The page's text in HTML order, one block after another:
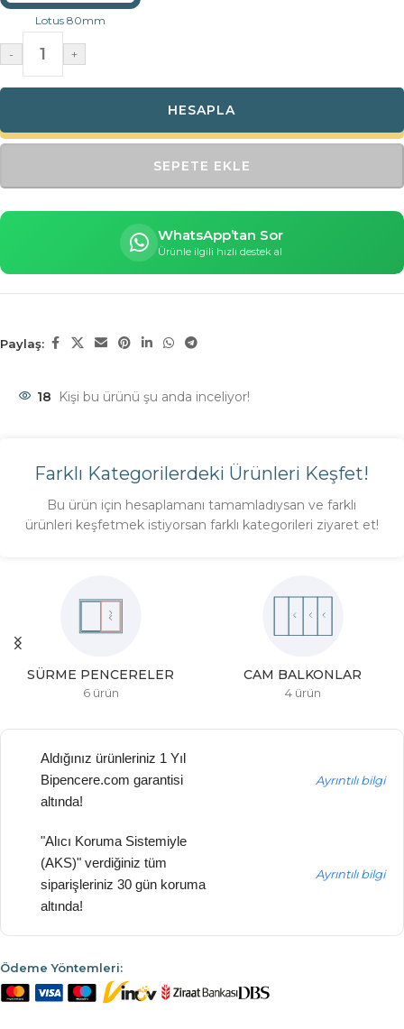
Lotus 80mm
HESAPLA
- +
SEPETE EKLE
WhatsApp’tan Sor
Ürünle ilgili hızlı destek al
Paylaş:
18 Kişi bu ürünü şu anda inceliyor!
Farklı Kategorilerdeki Ürünleri Keşfet!
Bu ürün için hesaplamanı tamamladıysan ve farklı
ürünleri keşfetmek istiyorsan farklı kategorileri ziyaret et!
SÜRME PENCERELER
6 ürün
CAM BALKONLAR
4 ürün
Aldığınız ürünleriniz 1 Yıl
Bipencere.com garantisi
altında!
Ayrıntılı bilgi
"Alıcı Koruma Sistemiyle
(AKS)" verdiğiniz tüm
siparişleriniz 30 gün koruma
altında!
Ayrıntılı bilgi
Ödeme Yöntemleri: